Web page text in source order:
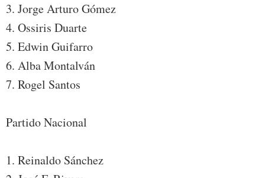
3. Jorge Arturo Gómez
4. Ossiris Duarte
5. Edwin Guifarro
6. Alba Montalván
7. Rogel Santos
Partido Nacional
1. Reinaldo Sánchez